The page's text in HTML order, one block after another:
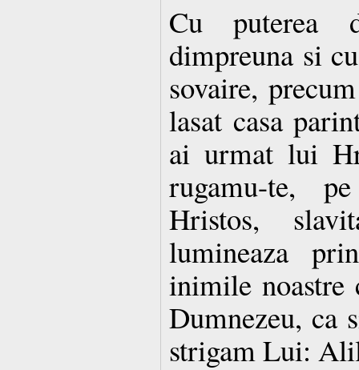
Cu puterea
dimpreuna si
sovaire,
lasat casa
ai urmat lui
rugamu-te,
Hristos,
lumineaza
inimile noastre
Dumnezeu, ca
strigam Lui: